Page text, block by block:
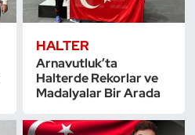
HALTER
Arnavutluk’ta
Halterde Rekorlar ve
Madalyalar Bir Arada